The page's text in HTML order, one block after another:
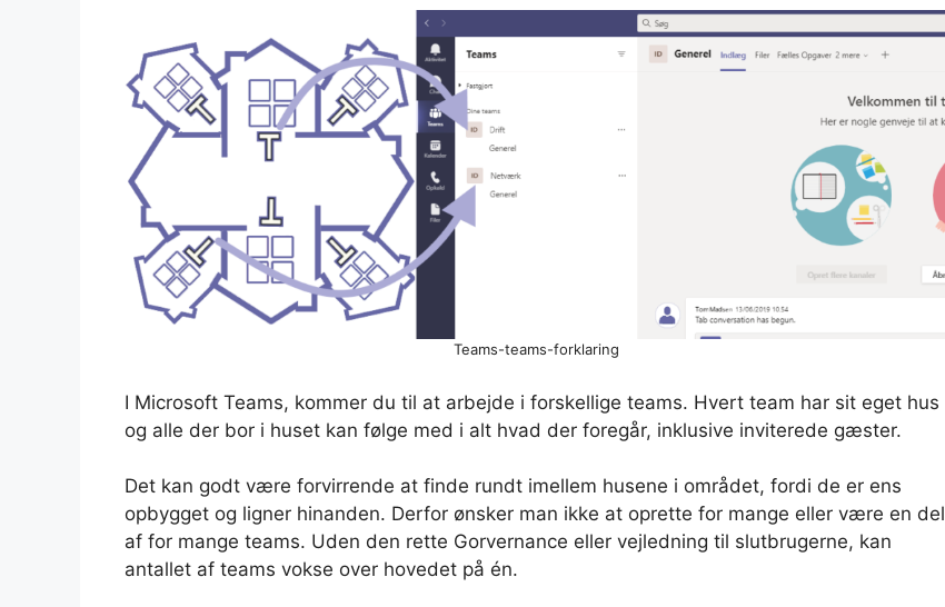
Teams-teams-forklaring
I Microsoft Teams, kommer du til at arbejde i forskellige teams. Hvert team har sit eget hus
og alle der bor i huset kan følge med i alt hvad der foregår, inklusive inviterede gæster.
Det kan godt være forvirrende at finde rundt imellem husene i området, fordi de er ens
opbygget og ligner hinanden. Derfor ønsker man ikke at oprette for mange eller være en del
af for mange teams. Uden den rette Gorvernance eller vejledning til slutbrugerne, kan
antallet af teams vokse over hovedet på én.